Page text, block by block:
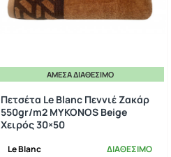
ΆΜΕΣΑ ΔΙΑΘΈΣΙΜΟ
Le Blanc ΔΙΑΘΕΣΙΜΟ
Πετσέτα Le Blanc Πεννιέ Ζακάρ
550gr/m2 MYKONOS Beige
Χειρός 30×50